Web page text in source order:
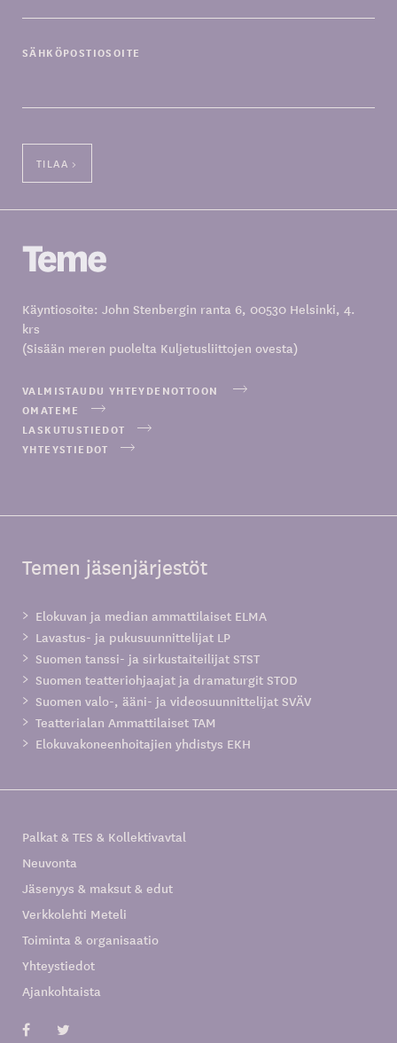
SÄHKÖPOSTIOSOITE
Käyntiosoite: John Stenbergin ranta 6, 00530 Helsinki, 4.
krs
(Sisään meren puolelta Kuljetusliittojen ovesta)
VALMISTAUDU YHTEYDENOTTOON
OMATEME
LASKUTUSTIEDOT
YHTEYSTIEDOT
Temen jäsenjärjestöt
Elokuvan ja median ammattilaiset ELMA
Lavastus- ja pukusuunnittelijat LP
Suomen tanssi- ja sirkustaiteilijat STST
Suomen teatteriohjaajat ja dramaturgit STOD
Suomen valo-, ääni- ja videosuunnittelijat SVÄV
Teatterialan Ammattilaiset TAM
Elokuvakoneenhoitajien yhdistys EKH
Palkat & TES & Kollektivavtal
Neuvonta
Jäsenyys & maksut & edut
Verkkolehti Meteli
Toiminta & organisaatio
Yhteystiedot
Ajankohtaista